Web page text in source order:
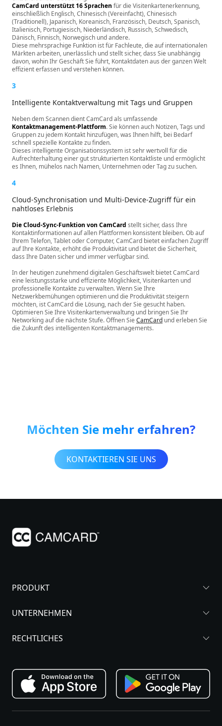
CamCard unterstützt 16 Sprachen für die Visitenkartenerkennung,
einschließlich Englisch, Chinesisch (Vereinfacht), Chinesisch
(Traditionell), Japanisch, Koreanisch, Französisch, Deutsch, Spanisch,
Italienisch, Portugiesisch, Niederländisch, Russisch, Schwedisch,
Dänisch, Finnisch, Norwegisch und andere.
Diese mehrsprachige Funktion ist für Fachleute, die auf internationalen
Märkten arbeiten, unerlässlich und stellt sicher, dass Sie unabhängig
davon, wohin Ihr Geschäft Sie führt, Kontaktdaten aus der ganzen Welt
effizient erfassen und verstehen können.
3
Intelligente Kontaktverwaltung mit Tags und Gruppen
Neben dem Scannen dient CamCard als umfassende
Kontaktmanagement-Plattform. Sie können auch Notizen, Tags und
Gruppen zu jedem Kontakt hinzufügen, was Ihnen hilft, bei Bedarf
schnell spezielle Kontakte zu finden.
Dieses intelligente Organisationssystem ist sehr wertvoll für die
Aufrechterhaltung einer gut strukturierten Kontaktliste und ermöglicht
es Ihnen, mühelos nach Namen, Unternehmen oder Tag zu suchen.
4
Cloud-Synchronisation und Multi-Device-Zugriff für ein
nahtloses Erlebnis
Die Cloud-Sync-Funktion von CamCard stellt sicher, dass Ihre
Kontaktinformationen auf allen Plattformen konsistent bleiben. Ob auf
Ihrem Telefon, Tablet oder Computer, CamCard bietet einfachen Zugriff
auf Ihre Kontakte, erhöht die Produktivität und bietet die Sicherheit,
dass Ihre Daten sicher und immer verfügbar sind.
In der heutigen zunehmend digitalen Geschäftswelt bietet CamCard
eine leistungsstarke und effiziente Möglichkeit, Visitenkarten und
professionelle Kontakte zu verwalten. Wenn Sie Ihre
Netzwerkbemühungen optimieren und die Produktivität steigern
möchten, ist CamCard die Lösung, nach der Sie gesucht haben.
Optimieren Sie Ihre Visitenkartenverwaltung und bringen Sie Ihr
Networking auf die nächste Stufe. Öffnen Sie CamCard und erleben Sie
die Zukunft des intelligenten Kontaktmanagements.
Möchten Sie mehr erfahren?
KONTAKTIEREN SIE UNS
PRODUKT
UNTERNEHMEN
RECHTLICHES